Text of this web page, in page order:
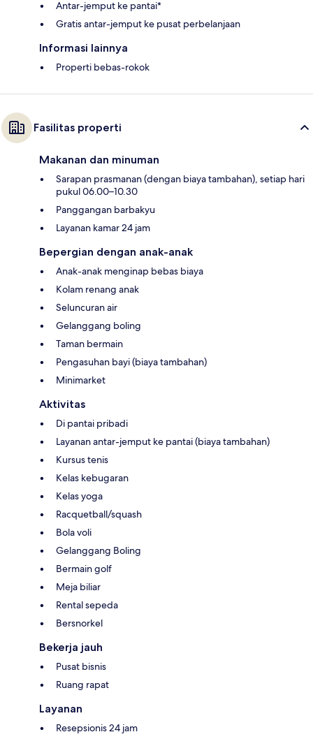
Antar-jemput ke pantai*
Gratis antar-jemput ke pusat perbelanjaan
Informasi lainnya
Properti bebas-rokok
Fasilitas properti
Makanan dan minuman
Sarapan prasmanan (dengan biaya tambahan), setiap hari
pukul 06.00–10.30
Panggangan barbakyu
Layanan kamar 24 jam
Bepergian dengan anak-anak
Anak-anak menginap bebas biaya
Kolam renang anak
Seluncuran air
Gelanggang boling
Taman bermain
Pengasuhan bayi (biaya tambahan)
Minimarket
Aktivitas
Di pantai pribadi
Layanan antar-jemput ke pantai (biaya tambahan)
Kursus tenis
Kelas kebugaran
Kelas yoga
Racquetball/squash
Bola voli
Gelanggang Boling
Bermain golf
Meja biliar
Rental sepeda
Bersnorkel
Bekerja jauh
Pusat bisnis
Ruang rapat
Layanan
Resepsionis 24 jam